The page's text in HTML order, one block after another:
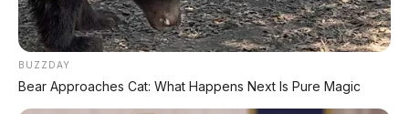
Bengkel Senjata
Kemerdekaan Jadi
BUZZDAY
Bear Approaches Cat: What Happens Next Is Pure Magic